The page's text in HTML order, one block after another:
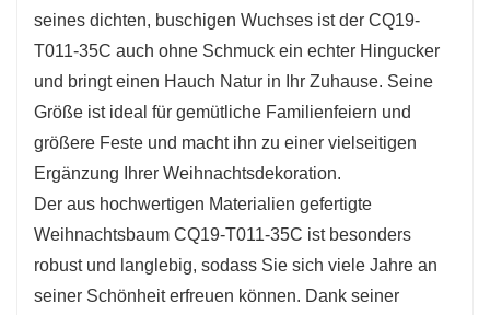
größeren Dekoration.
seines dichten, buschigen Wuchses ist der CQ19-
T011-35C auch ohne Schmuck ein echter Hingucker
und bringt einen Hauch Natur in Ihr Zuhause. Seine
Größe ist ideal für gemütliche Familienfeiern und
größere Feste und macht ihn zu einer vielseitigen
Ergänzung Ihrer Weihnachtsdekoration.
Der aus hochwertigen Materialien gefertigte
Weihnachtsbaum CQ19-T011-35C ist besonders
robust und langlebig, sodass Sie sich viele Jahre an
seiner Schönheit erfreuen können. Dank seiner